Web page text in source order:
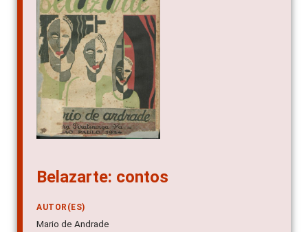
Belazarte: contos
AUTOR(ES)
Mario de Andrade